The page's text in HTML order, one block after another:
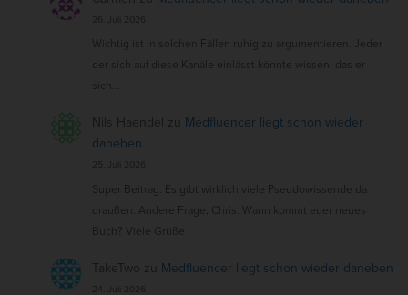
26. Juli 2026
Wichtig ist in solchen Fällen ruhig zu argumentieren. Jeder
der sich auf diese Kanäle einlässt könnte wissen, das er
Nils Haendel zu Medfluencer liegt schon wieder
daneben
25. Juli 2026
Super Beitrag. Es gibt wirklich viele Pseudowissende da
draußen. Andere Frage, Chris. Wann kommt euer neues
Buch? Viele Grüße
TakeTwo zu Medfluencer liegt schon wieder daneben
24. Juli 2026